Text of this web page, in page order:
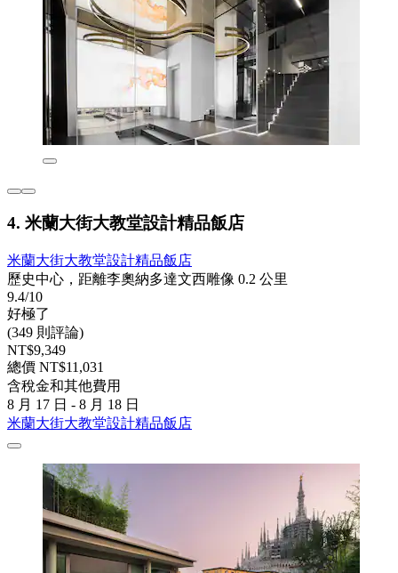
4. 米蘭大街大教堂設計精品飯店
米蘭大街大教堂設計精品飯店
歷史中心，距離李奧納多達文西雕像 0.2 公里
9.4/10
好極了
(349 則評論)
NT$9,349
總價 NT$11,031
含稅金和其他費用
8 月 17 日 - 8 月 18 日
米蘭大街大教堂設計精品飯店